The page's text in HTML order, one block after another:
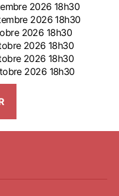
2026 18h30
2026 18h30
2026 18h30
2026 18h30
2026 18h30
2026 18h30